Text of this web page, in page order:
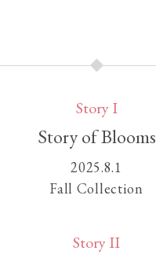
Story I
Story of Blooms
2025.8.1
Fall Collection
Story II